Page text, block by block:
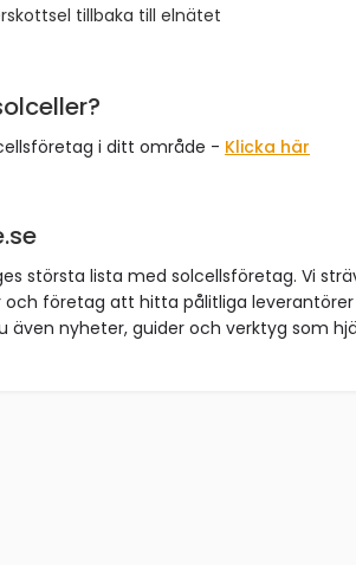
tillbaka till elnätet
i ditt område - Klicka här
största lista med solcellsföretag. Vi
företag att hitta pålitliga leverantörer
nyheter, guider och verktyg som